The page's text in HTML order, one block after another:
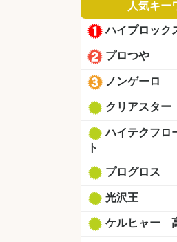
人気キー
ハイプロック
プロつや
ノンゲーロ
クリアスター
ハイテクフロ
ト
プログロス
光沢王
ケルヒャー